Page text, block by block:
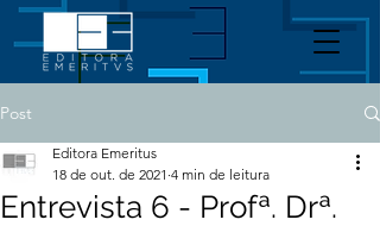
Post
Entrevista 6 - Profª. Drª.
Editora Emeritus
18 de out. de 2021 4 min de leitura